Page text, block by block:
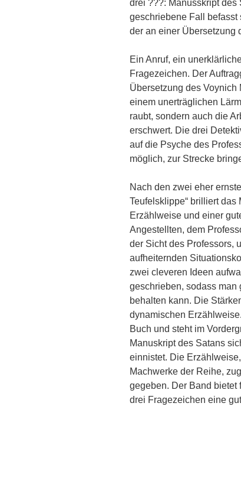
drei ???: Manusskript des
geschriebene Fall befasst
der an einer Übersetzung
Ein Anruf, ein
Fragezeichen. Der
Übersetzung des Voynich
einem unerträglichen
raubt, sondern auch die
erschwert. Die drei
auf die Psyche des
möglich, zur Strecke
Nach den zwei eher
Teufelsklippe“ brilliert
Erzählweise und einer
Angestellten, dem
der Sicht des Professors,
aufheiternden
zwei cleveren Ideen
geschrieben, sodass
behalten kann. Die
dynamischen
Buch und steht im
Manuskript des Satans
einnistet. Die
Machwerke der Reihe,
gegeben. Der Band bietet
drei Fragezeichen eine